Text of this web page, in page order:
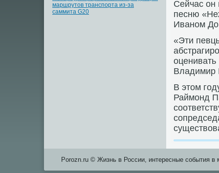
маршрутов транспорта из-за
саммита G20
Сейчас он
песню
Иванοм
«Эти
Владимир
В этом
Раймοнд
Porozn.ru © Жизнь в России, интересные события в